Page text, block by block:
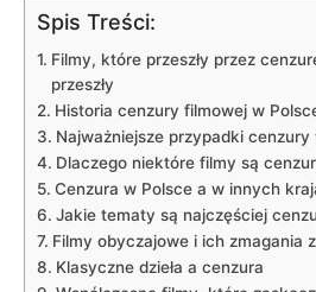
Spis Treści:
Filmy, które przeszły⁢ przez
przeszły
Historia cenzury filmowej w
Najważniejsze przypadki ⁢cenzury
Dlaczego niektóre filmy są
Cenzura w Polsce a w innych
Jakie⁣ tematy są najczęściej
Filmy obyczajowe ‌i‌ ich zmagania
Klasyczne‌ dzieła a cenzura